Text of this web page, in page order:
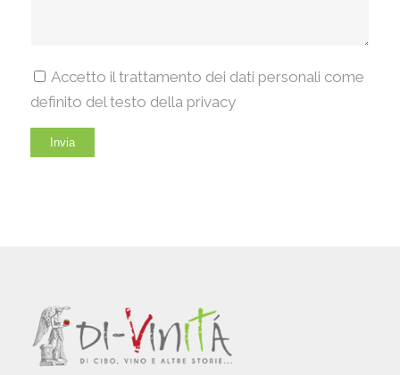
Accetto il trattamento dei dati personali come
definito del testo della privacy